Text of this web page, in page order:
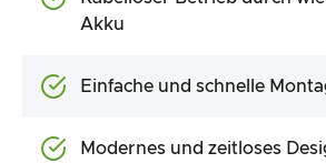
Akku
Einfache und schnelle
Modernes und zeitloses